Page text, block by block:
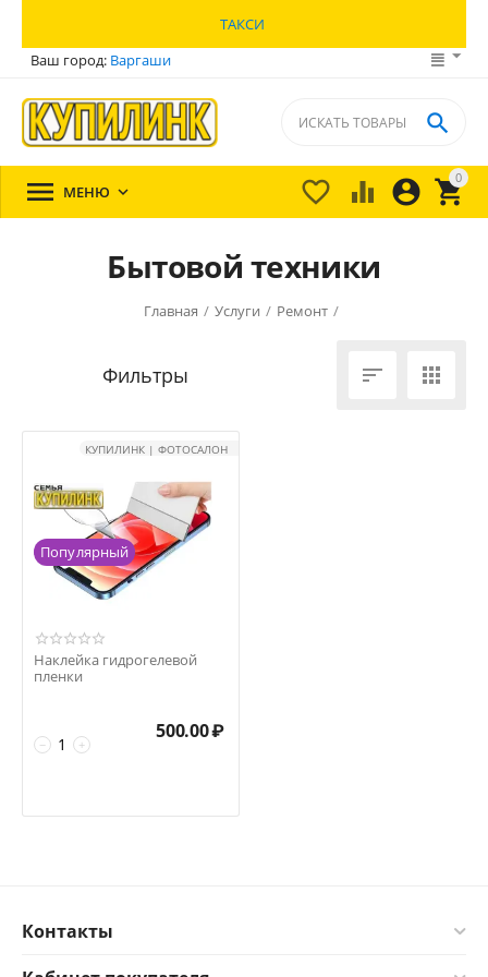
ТАКСИ
Ваш город: Варгаши
0


 

 МЕНЮ 
Бытовой техники
Главная / Услуги / Ремонт /
 
КУПИЛИНК | ФОТОСАЛОН
Популярный
Наклейка гидрогелевой
пленки
+
−
500.00₽
Контакты